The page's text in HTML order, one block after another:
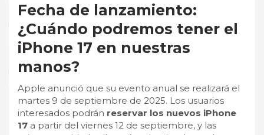
Fecha de lanzamiento:
¿Cuándo podremos tener el
iPhone 17 en nuestras
manos?
Apple anunció que su evento anual se realizará el
martes 9 de septiembre de 2025. Los usuarios
interesados podrán reservar los nuevos iPhone
17 a partir del viernes 12 de septiembre, y las